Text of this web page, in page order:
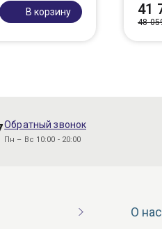
В корзину 41
48
Обратный звонок
Пн – Вс 10:00 - 20:00
О нас